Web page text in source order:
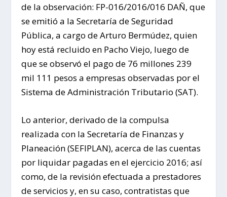
de la observación: FP-016/2016/016 DAÑ, que
se emitió a la Secretaría de Seguridad
Pública, a cargo de Arturo Bermúdez, quien
hoy está recluido en Pacho Viejo, luego de
que se observó el pago de 76 millones 239
mil 111 pesos a empresas observadas por el
Sistema de Administración Tributario (SAT).
Lo anterior, derivado de la compulsa
realizada con la Secretaría de Finanzas y
Planeación (SEFIPLAN), acerca de las cuentas
por liquidar pagadas en el ejercicio 2016; así
como, de la revisión efectuada a prestadores
de servicios y, en su caso, contratistas que